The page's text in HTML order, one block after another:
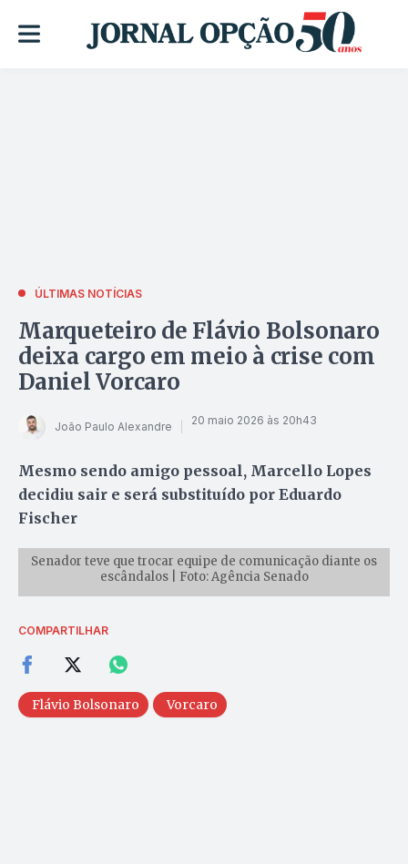
ÚLTIMAS NOTÍCIAS
Marqueteiro de Flávio Bolsonaro
deixa cargo em meio à crise com
Daniel Vorcaro
João Paulo Alexandre 20 maio 2026 às 20h43
Mesmo sendo amigo pessoal, Marcello Lopes
decidiu sair e será substituído por Eduardo
Fischer
Senador teve que trocar equipe de comunicação diante os
escândalos | Foto: Agência Senado
COMPARTILHAR
Flávio Bolsonaro Vorcaro